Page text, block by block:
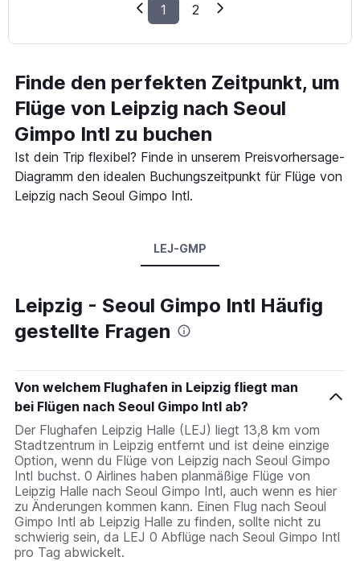
1 2
Finde den perfekten Zeitpunkt, um
Flüge von Leipzig nach Seoul
Gimpo Intl zu buchen
Ist dein Trip flexibel? Finde in unserem Preisvorhersage-
Diagramm den idealen Buchungszeitpunkt für Flüge von
Leipzig nach Seoul Gimpo Intl.
LEJ-GMP
Leipzig - Seoul Gimpo Intl Häufig
gestellte Fragen
Von welchem Flughafen in Leipzig fliegt man
bei Flügen nach Seoul Gimpo Intl ab?
Der Flughafen Leipzig Halle (LEJ) liegt 13,8 km vom
Stadtzentrum in Leipzig entfernt und ist deine einzige
Option, wenn du Flüge von Leipzig nach Seoul Gimpo
Intl buchst. 0 Airlines haben planmäßige Flüge von
Leipzig Halle nach Seoul Gimpo Intl, auch wenn es hier
zu Änderungen kommen kann. Einen Flug nach Seoul
Gimpo Intl ab Leipzig Halle zu finden, sollte nicht zu
schwierig sein, da LEJ 0 Abflüge nach Seoul Gimpo Intl
pro Tag abwickelt.